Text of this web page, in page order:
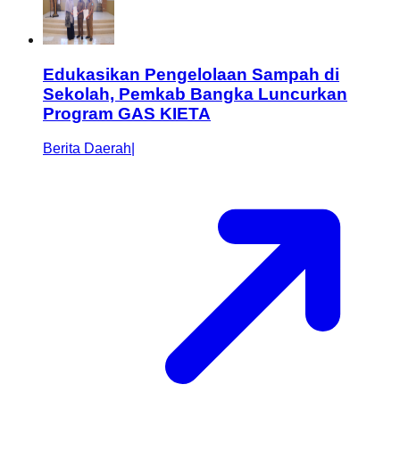
Edukasikan Pengelolaan Sampah di
Sekolah, Pemkab Bangka Luncurkan
Program GAS KIETA
Berita Daerah